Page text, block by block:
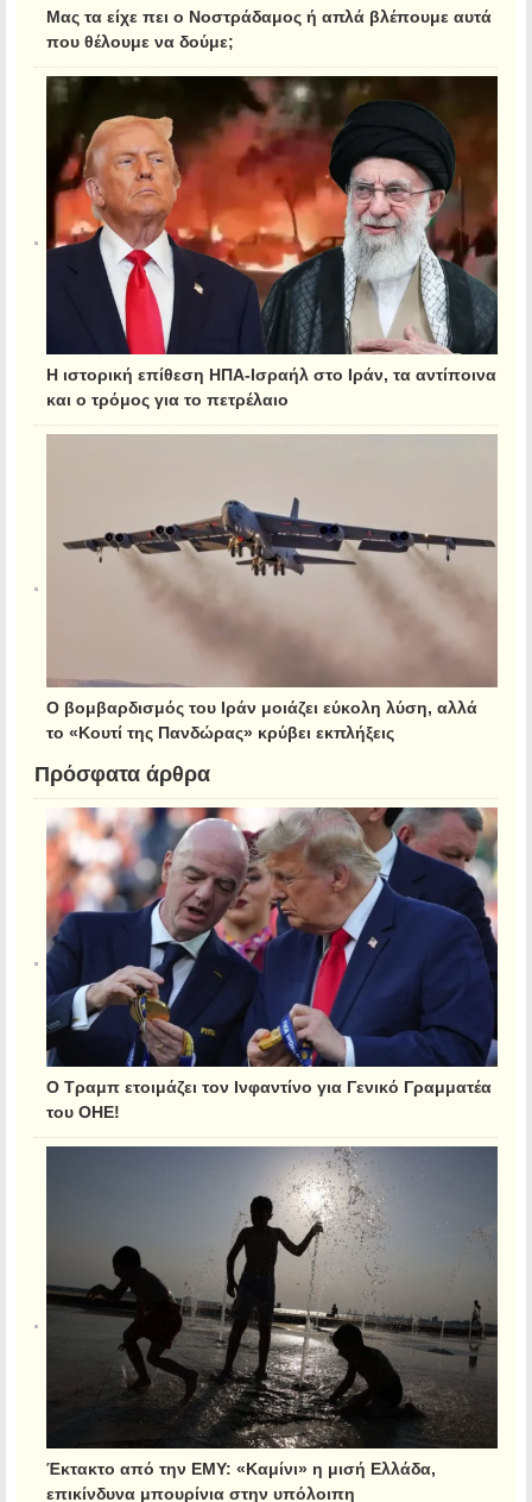
Μας τα είχε πει ο Νοστράδαμος ή απλά βλέπουμε αυτά
που θέλουμε να δούμε;
Η ιστορική επίθεση ΗΠΑ-Ισραήλ στο Ιράν, τα αντίποινα
και ο τρόμος για το πετρέλαιο
Ο βομβαρδισμός του Ιράν μοιάζει εύκολη λύση, αλλά
το «Κουτί της Πανδώρας» κρύβει εκπλήξεις
Πρόσφατα άρθρα
Ο Τραμπ ετοιμάζει τον Ινφαντίνο για Γενικό Γραμματέα
του ΟΗΕ!
Έκτακτο από την ΕΜΥ: «Καμίνι» η μισή Ελλάδα,
επικίνδυνα μπουρίνια στην υπόλοιπη